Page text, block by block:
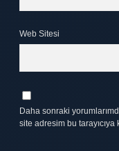
Web Sitesi
Daha sonraki
site adresim bu